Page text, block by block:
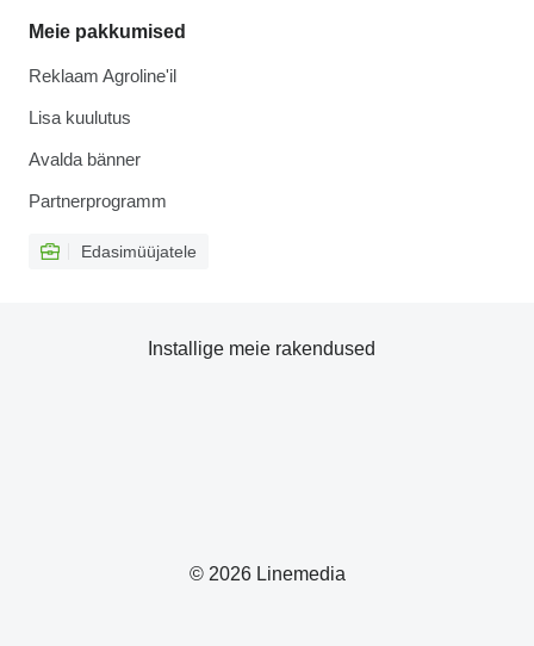
Meie pakkumised
Reklaam Agroline'il
Lisa kuulutus
Avalda bänner
Partnerprogramm
Edasimüüjatele
© 2026 Linemedia
Installige meie rakendused